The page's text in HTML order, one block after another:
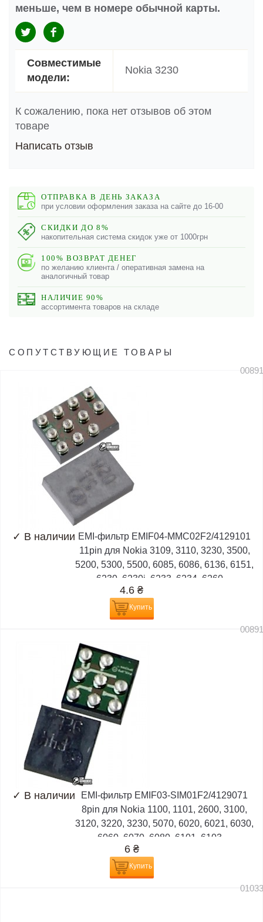
меньше, чем в номере обычной карты.
Совместимые
модели:
Nokia 3230
К сожалению, пока нет отзывов об этом
товаре
Написать отзыв
ОТПРАВКА В ДЕНЬ ЗАКАЗА
при условии оформления заказа на сайте до 16-00
СКИДКИ ДО 8%
накопительная система скидок уже от 1000грн
100% ВОЗВРАТ ДЕНЕГ
по желанию клиента / оперативная замена на
аналогичный товар
НАЛИЧИЕ 90%
ассортимента товаров на складе
СОПУТСТВУЮЩИЕ ТОВАРЫ
✓ В наличии EMI-фильтр EMIF04-MMC02F2/4129101
11pin для Nokia 3109, 3110, 3230, 3500,
5200, 5300, 5500, 6085, 6086, 6136, 6151,
6230, 6230i, 6233, 6234, 6260,...
4.6 ₴
Купить
✓ В наличии
EMI-фильтр EMIF03-SIM01F2/4129071
8pin для Nokia 1100, 1101, 2600, 3100,
3120, 3220, 3230, 5070, 6020, 6021, 6030,
6060, 6070, 6080, 6101, 6103,...
6 ₴
Купить